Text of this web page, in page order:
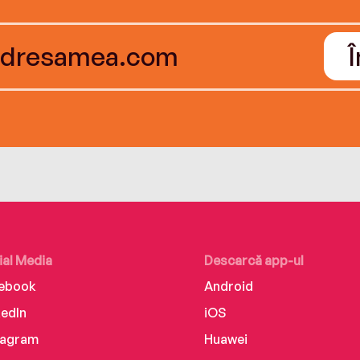
Media
Descarcă app-ul
Android
iOS
Huawei